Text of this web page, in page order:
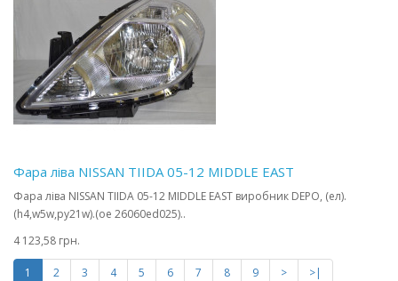
Фара ліва NISSAN TIIDA 05-12 MIDDLE EAST
Фара ліва NISSAN TIIDA 05-12 MIDDLE EAST виробник DEPO, (ел).
(h4,w5w,py21w).(oe 26060ed025)..
4 123,58 грн.
1 2 3 4 5 6 7 8 9 >
>|